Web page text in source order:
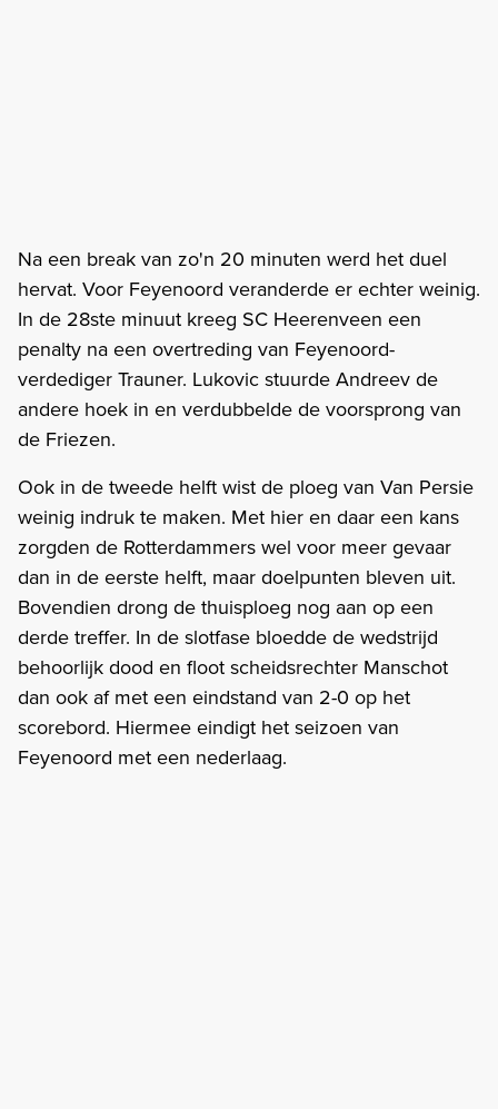
Na een break van zo'n 20 minuten werd het duel
hervat. Voor Feyenoord veranderde er echter weinig.
In de 28ste minuut kreeg SC Heerenveen een
penalty na een overtreding van Feyenoord-
verdediger Trauner. Lukovic stuurde Andreev de
andere hoek in en verdubbelde de voorsprong van
de Friezen.
Ook in de tweede helft wist de ploeg van Van Persie
weinig indruk te maken. Met hier en daar een kans
zorgden de Rotterdammers wel voor meer gevaar
dan in de eerste helft, maar doelpunten bleven uit.
Bovendien drong de thuisploeg nog aan op een
derde treffer. In de slotfase bloedde de wedstrijd
behoorlijk dood en floot scheidsrechter Manschot
dan ook af met een eindstand van 2-0 op het
scorebord. Hiermee eindigt het seizoen van
Feyenoord met een nederlaag.